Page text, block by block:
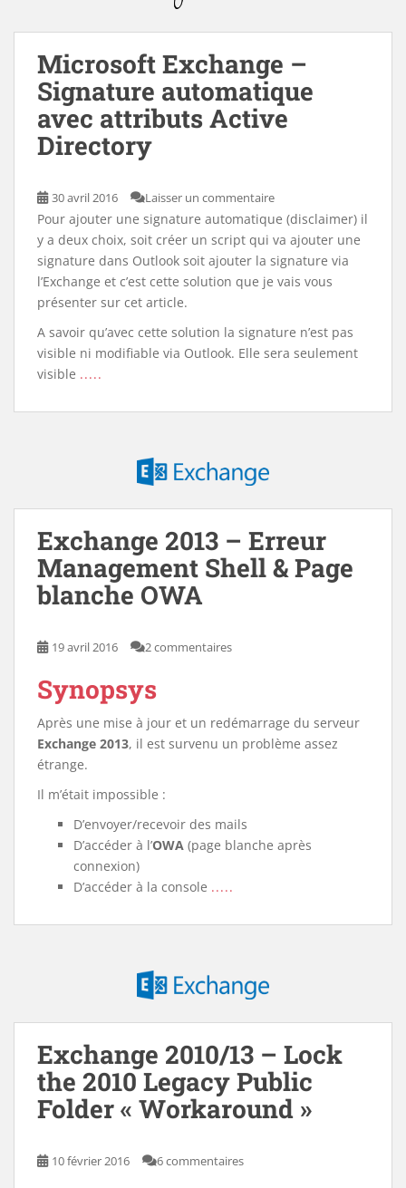
Microsoft Exchange –
Signature automatique
avec attributs Active
Directory
30 avril 2016 Laisser un commentaire
Pour ajouter une signature automatique (disclaimer) il
y a deux choix, soit créer un script qui va ajouter une
signature dans Outlook soit ajouter la signature via
l’Exchange et c’est cette solution que je vais vous
présenter sur cet article.
A savoir qu’avec cette solution la signature n’est pas
visible ni modifiable via Outlook. Elle sera seulement
visible .....
Exchange 2013 – Erreur
Management Shell & Page
blanche OWA
19 avril 2016 2 commentaires
Synopsys
Après une mise à jour et un redémarrage du serveur
Exchange 2013, il est survenu un problème assez
étrange.
Il m’était impossible :
D’envoyer/recevoir des mails
D’accéder à l’OWA (page blanche après
connexion)
D’accéder à la console .....
Exchange 2010/13 – Lock
the 2010 Legacy Public
Folder « Workaround »
10 février 2016 6 commentaires